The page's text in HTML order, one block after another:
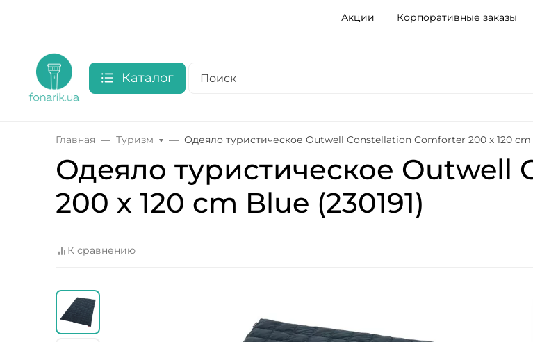
Акции Корпоративные заказы
Каталог
Главная Туризм Одеяло туристическое Outwell Constellation Comforter 200 х 120 cm
Одеяло туристическое Outwell
200 х 120 cm Blue (230191)
К сравнению